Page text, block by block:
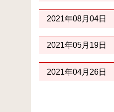
2021年08月04日
2021年05月19日
2021年04月26日